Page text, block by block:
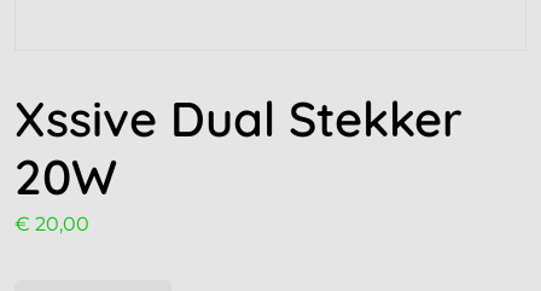
Xssive Dual Stekker
20W
€ 20,00